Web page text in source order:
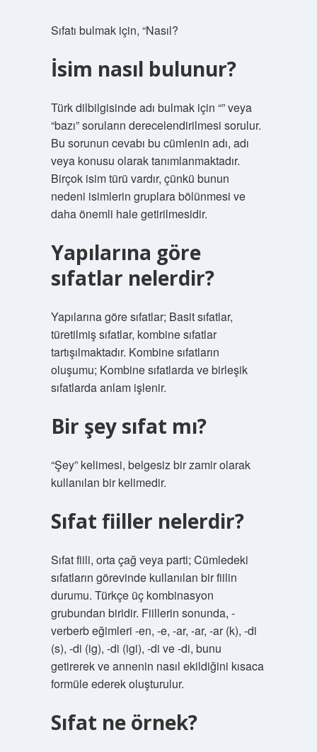
Sıfatı bulmak için, “Nasıl?
İsim nasıl bulunur?
Türk dilbilgisinde adı bulmak için “” veya
“bazı” soruların derecelendirilmesi sorulur.
Bu sorunun cevabı bu cümlenin adı, adı
veya konusu olarak tanımlanmaktadır.
Birçok isim türü vardır, çünkü bunun
nedeni isimlerin gruplara bölünmesi ve
daha önemli hale getirilmesidir.
Yapılarına göre
sıfatlar nelerdir?
Yapılarına göre sıfatlar; Basit sıfatlar,
türetilmiş sıfatlar, kombine sıfatlar
tartışılmaktadır. Kombine sıfatların
oluşumu; Kombine sıfatlarda ve birleşik
sıfatlarda anlam işlenir.
Bir şey sıfat mı?
“Şey” kelimesi, belgesiz bir zamir olarak
kullanılan bir kelimedir.
Sıfat fiiller nelerdir?
Sıfat fiili, orta çağ veya parti; Cümledeki
sıfatların görevinde kullanılan bir fiilin
durumu. Türkçe üç kombinasyon
grubundan biridir. Fiillerin sonunda, -
verberb eğimleri -en, -e, -ar, -ar, -ar (k), -di
(s), -di (ig), -di (igi), -di ve -di, bunu
getirerek ve annenin nasıl ekildiğini kısaca
formüle ederek oluşturulur.
Sıfat ne örnek?